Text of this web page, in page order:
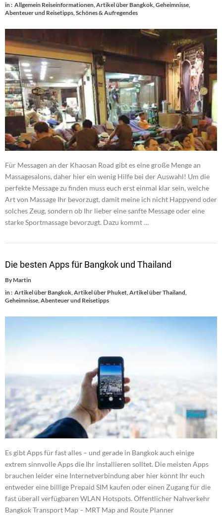
in : Allgemein Reiseinformationen Artikel über Bangkok Geheimnisse,
Abenteuer und Reisetipps Schönes & Aufregendes
Für Messagen an der Khaosan Road gibt es eine große Menge an
Massagesalons, daher hier ein wenig Hilfe bei der Auswahl! Um die
perfekte Message zu finden muss euch erst einmal klar sein, welche
Art von Massage Ihr bevorzugt, damit meine ich nicht Happyend oder
solches Zeug, sondern ob Ihr lieber eine sanfte Message oder eine
starke Sportmassage bevorzugt. Dazu kommt …
Die besten Apps für Bangkok und Thailand
ByMartin
in : Artikel über Bangkok Artikel über Phuket Artikel über Thailand
Geheimnisse, Abenteuer und Reisetipps
Es gibt Apps für fast alles – und gerade in Bangkok auch einige
extrem sinnvolle Apps die Ihr installieren solltet. Die meisten Apps
brauchen leider eine Internetverbindung aber hier könnt Ihr euch
entweder eine billige Prepaid SIM kaufen oder einen Zugang für die
fast überall verfügbaren WLAN Hotspots. Öffentlicher Nahverkehr
Bangkok Transport Map – MRT Map and Route Planner